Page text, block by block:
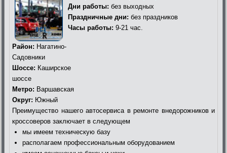
Дни работы: без выходных
Праздничные дни: без праздников
Часы работы: 9-21 час.
Район: Нагатино-
Садовники
Шоссе: Каширское
шоссе
Метро: Варшавская
Округ: Южный
Преимущество нашего автосервиса в ремонте внедорожников и
кроссоверов заключает в следующем
мы имеем техническую базу
располагаем профессиональным оборудованием